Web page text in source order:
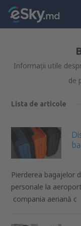
Informații utile
de
Lista de articole
Pierderea bagajelor
personale la
compania aeriană c